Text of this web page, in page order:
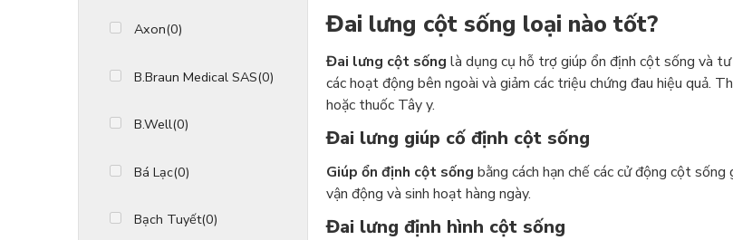
Axon(0)
B.Braun Medical SAS(0)
B.Well(0)
Bá Lạc(0)
Bạch Tuyết(0)
Đai lưng cột sống loại nào tốt?
Đai lưng cột sống là dụng cụ hỗ trợ giúp ổn định cột sống và
các hoạt động bên ngoài và giảm các triệu chứng đau hiệu
hoặc thuốc Tây y.
Đai lưng giúp cố định cột sống
Giúp ổn định cột sống bằng cách hạn chế các cử động cột
vận động và sinh hoạt hàng ngày.
Đai lưng định hình cột sống